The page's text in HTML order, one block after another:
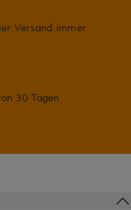
Versand immer
30 Tagen